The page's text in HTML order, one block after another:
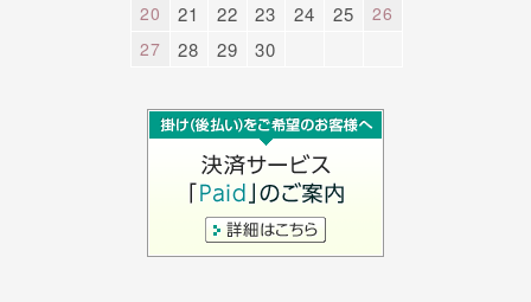
20
21 22 23 24 25
26
27
28 29 30